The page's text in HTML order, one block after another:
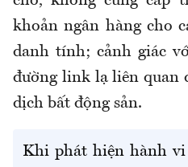
khoản ngân hàng cho
danh tính; cảnh giác
đường link lạ liên quan
dịch bất động sản.
Khi phát hiện hành vi